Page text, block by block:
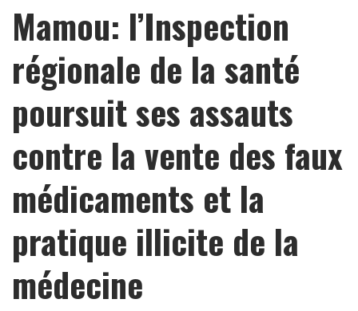
Mamou: l’Inspection
régionale de la santé
poursuit ses assauts
contre la vente des faux
médicaments et la
pratique illicite de la
médecine